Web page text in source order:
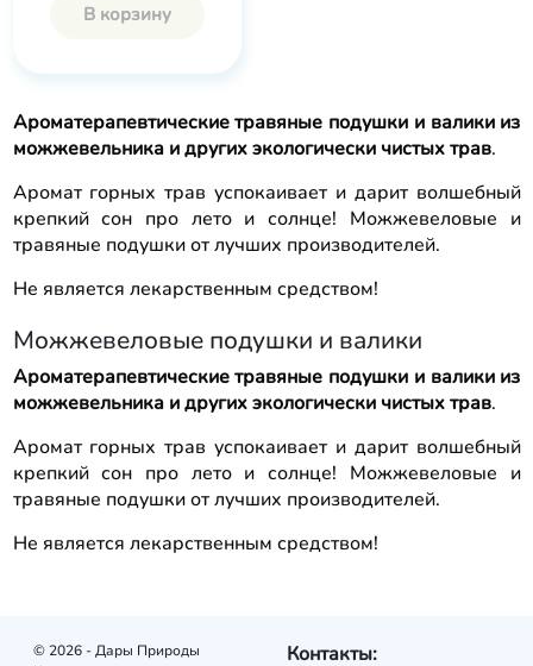
В корзину
Ароматерапевтические травяные подушки и валики из
можжевельника и других экологически чистых трав.
Аромат горных трав успокаивает и дарит волшебный
крепкий сон про лето и солнце! Можжевеловые и
травяные подушки от лучших производителей.
Не является лекарственным средством!
Можжевеловые подушки и валики
Ароматерапевтические травяные подушки и валики из
можжевельника и других экологически чистых трав.
Аромат горных трав успокаивает и дарит волшебный
крепкий сон про лето и солнце! Можжевеловые и
травяные подушки от лучших производителей.
Не является лекарственным средством!
© 2026 - Дары Природы
Контакты: